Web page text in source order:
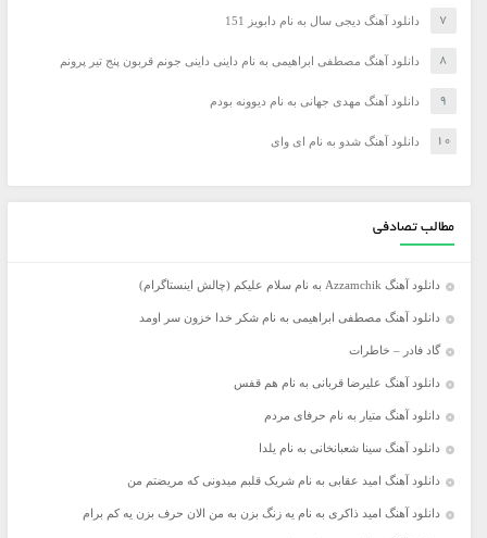
دانلود آهنگ دیجی سال به نام دابویز 151
دانلود آهنگ مصطفی ابراهیمی به نام داینی داینی جونم قربون پنج تیر پرونم
دانلود آهنگ مهدی جهانی به نام دیوونه بودم
دانلود آهنگ شدو به نام ای وای
مطالب تصادفی
دانلود آهنگ Azzamchik به نام سلام علیکم (چالش اینستاگرام)
دانلود آهنگ مصطفی ابراهیمی به نام شکر خدا خزون سر اومد
گاد فادر – خاطرات
دانلود آهنگ علیرضا قربانی به نام هم قفس
دانلود آهنگ متیار به نام حرفای مردم
دانلود آهنگ سینا شعبانخانی به نام یلدا
دانلود آهنگ امید عقابی به نام شریک قلبم میدونی که مریضتم من
دانلود آهنگ امید ذاکری به نام یه زنگ بزن به من الان حرف بزن یه کم برام